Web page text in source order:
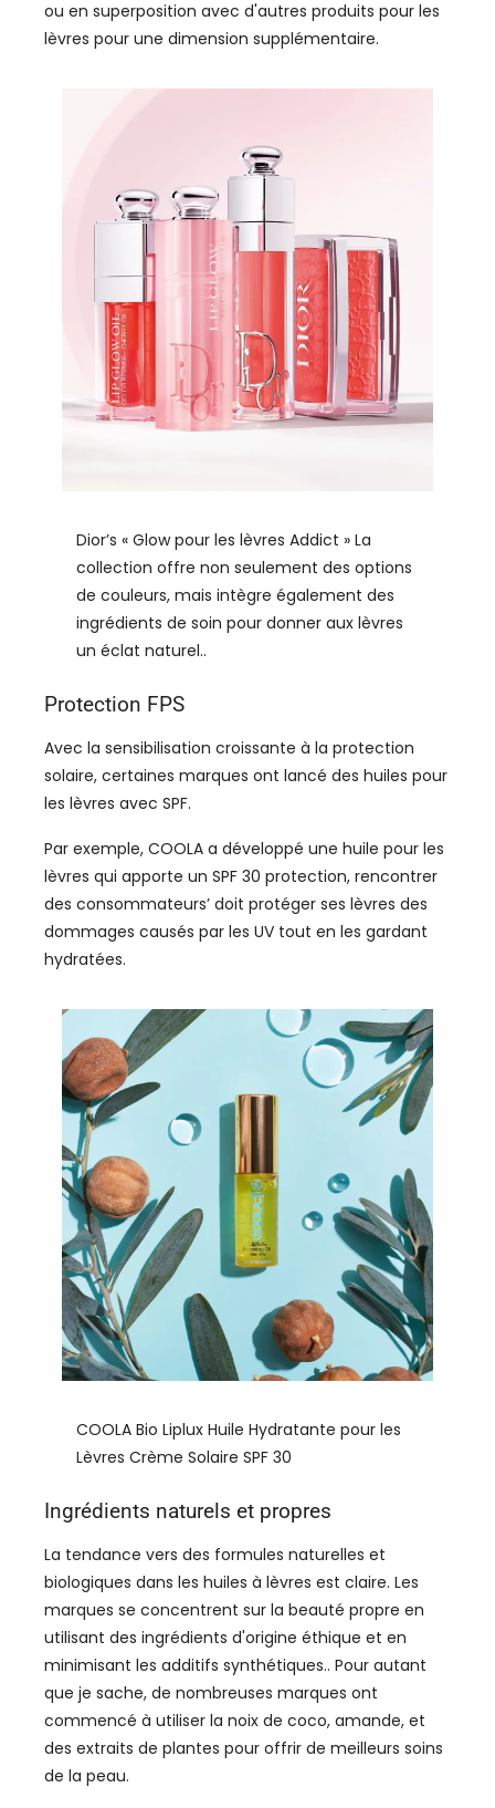
ou en superposition avec d'autres produits pour les
lèvres pour une dimension supplémentaire.
Dior’s « Glow pour les lèvres Addict » La
collection offre non seulement des options
de couleurs, mais intègre également des
ingrédients de soin pour donner aux lèvres
un éclat naturel..
Protection FPS
Avec la sensibilisation croissante à la protection
solaire, certaines marques ont lancé des huiles pour
les lèvres avec SPF.
Par exemple, COOLA a développé une huile pour les
lèvres qui apporte un SPF 30 protection, rencontrer
des consommateurs’ doit protéger ses lèvres des
dommages causés par les UV tout en les gardant
hydratées.
COOLA Bio Liplux Huile Hydratante pour les
Lèvres Crème Solaire SPF 30
Ingrédients naturels et propres
La tendance vers des formules naturelles et
biologiques dans les huiles à lèvres est claire. Les
marques se concentrent sur la beauté propre en
utilisant des ingrédients d'origine éthique et en
minimisant les additifs synthétiques.. Pour autant
que je sache, de nombreuses marques ont
commencé à utiliser la noix de coco, amande, et
des extraits de plantes pour offrir de meilleurs soins
de la peau.